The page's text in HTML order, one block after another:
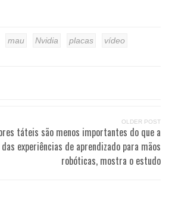
mau Nvidia placas vídeo
OLDER POST
táteis são menos importantes do que a
experiências de aprendizado para mãos
robóticas, mostra o estudo